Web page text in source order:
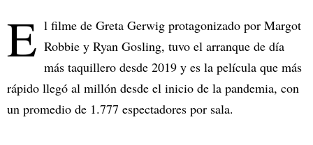
E l filme de Greta Gerwig protagonizado por Margot
Robbie y Ryan Gosling, tuvo el arranque de día
más taquillero desde 2019 y es la película que más
rápido llegó al millón desde el inicio de la pandemia, con
un promedio de 1.777 espectadores por sala.